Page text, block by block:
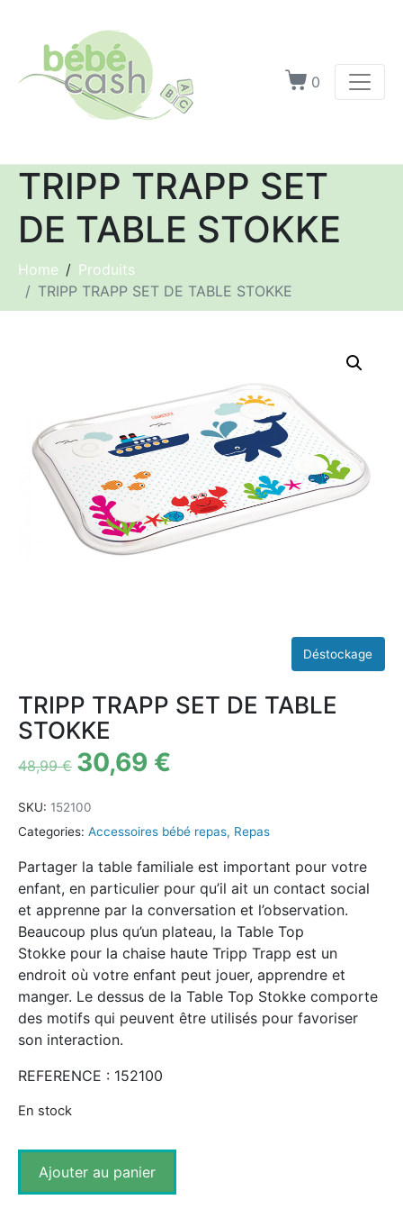
0
TRIPP TRAPP SET
DE TABLE STOKKE
Home
Produits
TRIPP TRAPP SET DE TABLE STOKKE
TRIPP TRAPP SET DE TABLE
STOKKE
48,99€ 30,69 €
SKU: 152100
Categories: Accessoires bébé repas, Repas
Partager la table familiale est important pour votre
enfant, en particulier pour qu’il ait un contact social
et apprenne par la conversation et l’observation.
Beaucoup plus qu’un plateau, la Table Top
Stokke pour la chaise haute Tripp Trapp est un
endroit où votre enfant peut jouer, apprendre et
manger. Le dessus de la Table Top Stokke comporte
des motifs qui peuvent être utilisés pour favoriser
son interaction.
REFERENCE : 152100
En stock
Ajouter au panier